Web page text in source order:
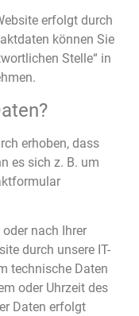
erfolgt durch
können Sie
Stelle“ in
erhoben, dass
es sich z. B. um
nach Ihrer
durch unsere IT-
technische Daten
oder Uhrzeit des
Daten erfolgt